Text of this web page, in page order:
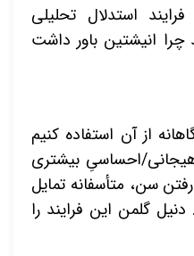
استدلال تحلیلی
چرا انیشتین باور داشت
از آن استفاده کنیم
هیجانی/احساسیِ بیشتری
رفتن سن، متأسفانه تمایل
گلمن این فرایند را